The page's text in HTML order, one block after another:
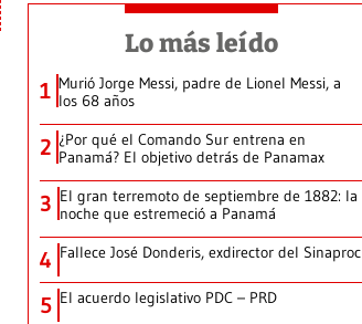
Lo más leído
1 Murió Jorge Messi, padre de Lionel Messi, a
los 68 años
2 ¿Por qué el Comando Sur entrena en
Panamá? El objetivo detrás de Panamax
3 El gran terremoto de septiembre de 1882: la
noche que estremeció a Panamá
4 Fallece José Donderis, exdirector del Sinaproc
5 El acuerdo legislativo PDC – PRD